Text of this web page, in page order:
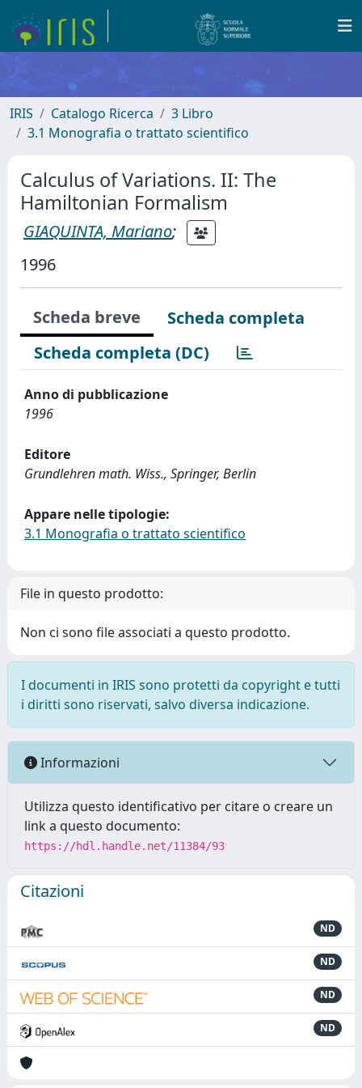
IRIS Catalogo Ricerca
3 Libro
3.1 Monografia o trattato scientifico
Calculus of Variations. II: The
Hamiltonian Formalism
GIAQUINTA, Mariano;
1996
Scheda breve
Scheda completa
Scheda completa (DC)
Anno di pubblicazione
1996
Editore
Grundlehren math. Wiss., Springer, Berlin
Appare nelle tipologie:
3.1 Monografia o trattato scientifico
File in questo prodotto:
Non ci sono file associati a questo prodotto.
I documenti in IRIS sono protetti da copyright e tutti
i diritti sono riservati, salvo diversa indicazione.
Informazioni
Utilizza questo identificativo per citare o creare un
link a questo documento:
https://hdl.handle.net/11384/93
Citazioni
ND
ND
ND
ND